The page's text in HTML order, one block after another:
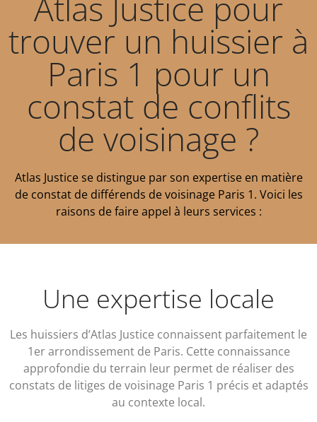
trouver un huissier à
Paris 1 pour un
constat de conflits
de voisinage ?
Atlas Justice se distingue par son expertise en matière
de constat de différends de voisinage Paris 1. Voici les
raisons de faire appel à leurs services :
Une expertise locale
Les huissiers d’Atlas Justice connaissent parfaitement le
1er arrondissement de Paris. Cette connaissance
approfondie du terrain leur permet de réaliser des
constats de litiges de voisinage Paris 1 précis et adaptés
au contexte local.